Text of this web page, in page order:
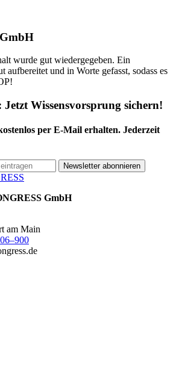
wurde gut wiedergegeben. Ein
aufbereitet und in Worte gefasst, sodass es
Jetzt Wissensvorsprung sichern!
per E-Mail erhalten. Jederzeit
Newsletter abonnieren
GmbH
am Main